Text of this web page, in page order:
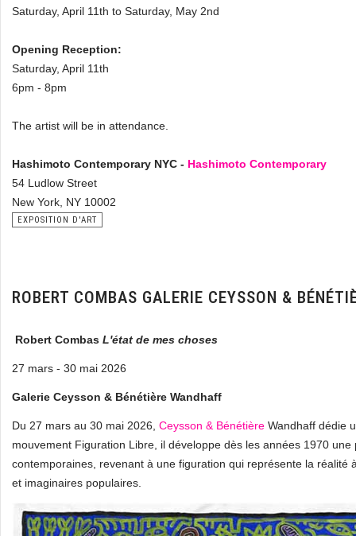
Saturday, April 11th to Saturday, May 2nd
Opening Reception:
Saturday, April 11th
6pm - 8pm
The artist will be in attendance.
Hashimoto Contemporary NYC - Hashimoto Contemporary
54 Ludlow Street
New York, NY 10002
EXPOSITION D'ART
ROBERT COMBAS GALERIE CEYSSON &
Robert Combas L'état de mes choses
27 mars - 30 mai 2026
Galerie Ceysson & Bénétière Wandhaff
Du 27 mars au 30 mai 2026, Ceysson & Bénétière Wandhaff dédie
mouvement Figuration Libre, il développe dès les années 1970
contemporaines, revenant à une figuration qui représente la
et imaginaires populaires.